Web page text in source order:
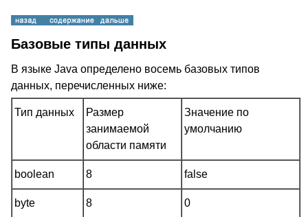
Базовые типы данных
В языке Java определено восемь базовых типов
данных, перечисленных ниже:
Тип данных
Размер
занимаемой
области памяти
Значение по
умолчанию
boolean 8 false
byte 8 0